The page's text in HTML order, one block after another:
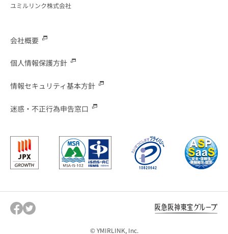
ユミルリンク株式会社
会社概要
個人情報保護方針
情報セキュリティ基本方針
迷惑・不正行為申告窓口
© YMIRLINK, Inc.